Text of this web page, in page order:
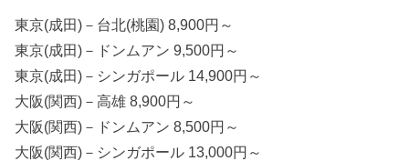
東京(成田)－台北(桃園) 8,900円～
東京(成田)－ドンムアン 9,500円～
東京(成田)－シンガポール 14,900円～
大阪(関西)－高雄 8,900円～
大阪(関西)－ドンムアン 8,500円～
大阪(関西)－シンガポール 13,000円～